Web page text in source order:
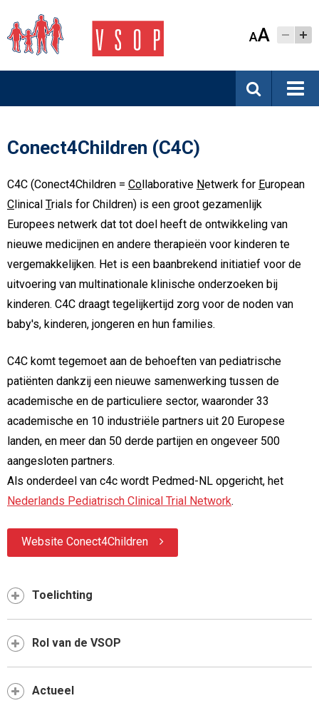
AA
Conect4Children (C4C)
C4C (Conect4Children = Collaborative Netwerk for European
Clinical Trials for Children) is een groot gezamenlijk
Europees netwerk dat tot doel heeft de ontwikkeling van
nieuwe medicijnen en andere therapieën voor kinderen te
vergemakkelijken. Het is een baanbrekend initiatief voor de
uitvoering van multinationale klinische onderzoeken bij
kinderen. C4C draagt tegelijkertijd zorg voor de noden van
baby's, kinderen, jongeren en hun families.
C4C komt tegemoet aan de behoeften van pediatrische
patiënten dankzij een nieuwe samenwerking tussen de
academische en de particuliere sector, waaronder 33
academische en 10 industriële partners uit 20 Europese
landen, en meer dan 50 derde partijen en ongeveer 500
aangesloten partners.
Als onderdeel van c4c wordt Pedmed-NL opgericht, het
Nederlands Pediatrisch Clinical Trial Network.
Website Conect4Children
Toelichting
Rol van de VSOP
Actueel